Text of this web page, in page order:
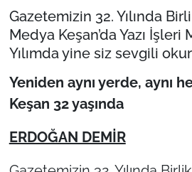
Gazetemizin 32. Yılında
Medya Keşan’da Yazı
Yılımda yine siz sevgili
Yeniden aynı yerde, aynı
Keşan 32 yaşında
ERDOĞAN DEMİR
EDİRNE
TEKİRDAĞ
KIRKLARELİ
ÇANAKKALE
TÜRKİYE